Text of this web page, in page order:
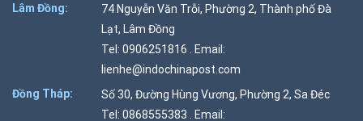
Lâm Đồng:
74 Nguyễn Văn Trỗi, Phường 2, Thành phố Đà
Lạt, Lâm Đồng
Tel: 0906251816 . Email:
lienhe@indochinapost.com
Đồng Tháp:
Số 30, Đường Hùng Vương, Phường 2, Sa Đéc
Tel: 0868555383 . Email: